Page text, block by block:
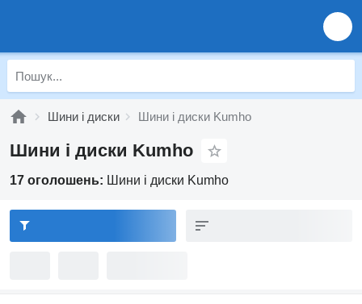
Шини і диски Шини і диски Kumho
Шини і диски Kumho
17 оголошень: Шини і диски Kumho